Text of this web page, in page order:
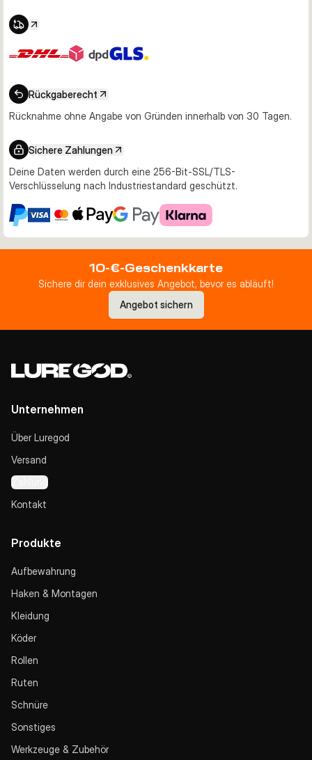
Rückgaberecht
Rücknahme ohne Angabe von Gründen innerhalb von 30 Tagen.
Sichere Zahlungen
Deine Daten werden durch eine 256-Bit-SSL/TLS-
Verschlüsselung nach Industriestandard geschützt.
10-€-Geschenkkarte
Sichere dir dein exklusives Angebot, bevor es abläuft!
Angebot sichern
Unternehmen
Über Luregod
Versand
Zahlung
Kontakt
Produkte
Aufbewahrung
Haken & Montagen
Kleidung
Köder
Rollen
Ruten
Schnüre
Sonstiges
Werkzeuge & Zubehör